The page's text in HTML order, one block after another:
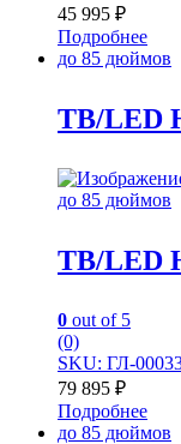
45 995 ₽
Подробнее
до 85 дюймов
TB/LED
до 85 дюймов
TB/LED
0 out of 5
(0)
SKU: ГЛ-
79 895 ₽
Подробнее
до 85 дюймов